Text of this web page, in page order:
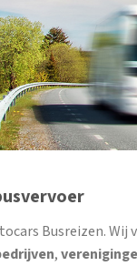
Busreizen. Wij
,